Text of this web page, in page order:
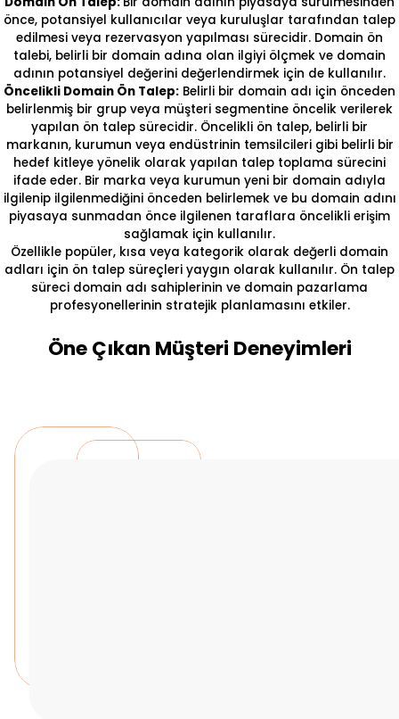
önce, potansiyel kullanıcılar veya kuruluşlar tarafından talep
edilmesi veya rezervasyon yapılması sürecidir. Domain ön
talebi, belirli bir domain adına olan ilgiyi ölçmek ve domain
adının potansiyel değerini değerlendirmek için de kullanılır.
Öncelikli Domain Ön Talep: Belirli bir domain adı için önceden
belirlenmiş bir grup veya müşteri segmentine öncelik verilerek
yapılan ön talep sürecidir. Öncelikli ön talep, belirli bir
markanın, kurumun veya endüstrinin temsilcileri gibi belirli bir
hedef kitleye yönelik olarak yapılan talep toplama sürecini
ifade eder. Bir marka veya kurumun yeni bir domain adıyla
ilgilenip ilgilenmediğini önceden belirlemek ve bu domain adını
piyasaya sunmadan önce ilgilenen taraflara öncelikli erişim
sağlamak için kullanılır.
Özellikle popüler, kısa veya kategorik olarak değerli domain
adları için ön talep süreçleri yaygın olarak kullanılır. Ön talep
süreci domain adı sahiplerinin ve domain pazarlama
profesyonellerinin stratejik planlamasını etkiler.
Öne Çıkan Müşteri Deneyimleri